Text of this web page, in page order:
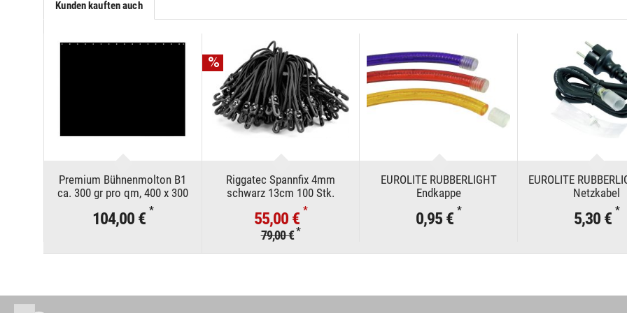
Kunden kauften auch
Premium Bühnenmolton B1
ca. 300 gr pro qm, 400 x 300
cm schwarz
104,00 € *
Riggatec Spannfix 4mm
schwarz 13cm 100 Stk.
79,00 €*
55,00 € *
EUROLITE RUBBERLIGHT
Endkappe
0,95 € *
EUROLITE
Netzkabel
5,30 € *